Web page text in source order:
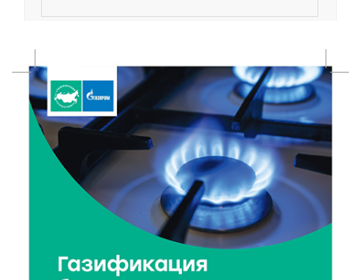
В Ржеве чествовали работников строительной
отрасли
7 Авг 2026 18:10 144
Зарядка со стражем порядка объединила детей в
«Чайке»
7 Авг 2026 18:02 345
В Нило-Столобенской пустыни началась
реставрация фасада исторической
Крестовоздвиженской церкви